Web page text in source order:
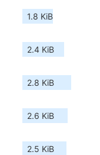
1.8 KiB
2.4 KiB
2.8 KiB
2.6 KiB
2.5 KiB